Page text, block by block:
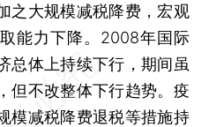
之大规模减税降费，宏观
能力下降。 2008年国际
总体上持续下行，期间虽
但不改整体下行趋势。疫
模减税降费退税等措施持